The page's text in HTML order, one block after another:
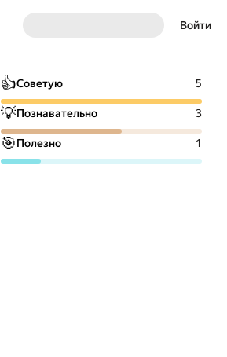
Войти
👍Советую 5
💡Познавательно 3
🎯Полезно 1